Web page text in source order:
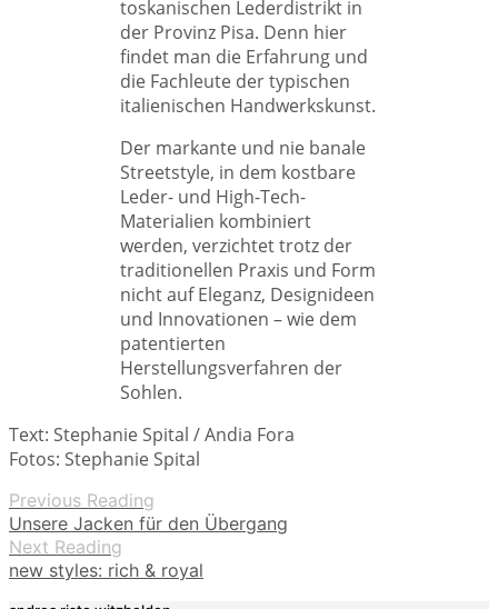
toskanischen Lederdistrikt in
der Provinz Pisa. Denn hier
findet man die Erfahrung und
die Fachleute der typischen
italienischen Handwerkskunst.
Der markante und nie banale
Streetstyle, in dem kostbare
Leder- und High-Tech-
Materialien kombiniert
werden, verzichtet trotz der
traditionellen Praxis und Form
nicht auf Eleganz, Designideen
und Innovationen – wie dem
patentierten
Herstellungsverfahren der
Sohlen.
Text: Stephanie Spital / Andia Fora
Fotos: Stephanie Spital
Previous Reading
Unsere Jacken für den Übergang
Next Reading
new styles: rich & royal